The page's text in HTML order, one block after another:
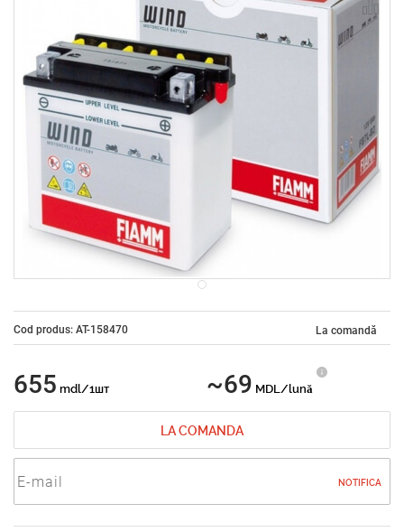
Cod produs: AT-158470 La comandă
655 mdl/1шт ~69 MDL/lună
LA COMANDA
NOTIFICA